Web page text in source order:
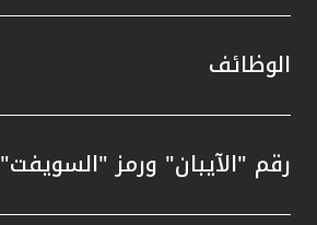
الوظائف
رقم "الآيبان" ورمز "السويفت"